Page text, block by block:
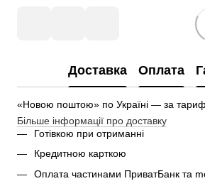
Доставка Оплата
«Новою поштою» по Україні — за
Більше інформації про доставку
Готівкою при отриманні
Кредитною карткою
Оплата частинами ПриватБанк та